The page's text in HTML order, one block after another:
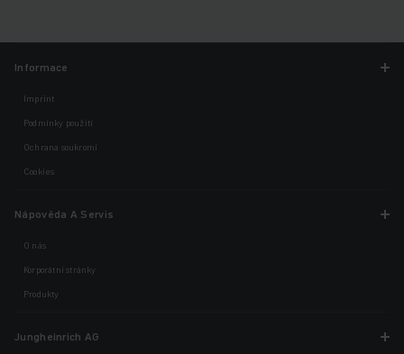
Informace
Imprint
Podmínky použití
Ochrana soukromí
Cookies
Nápověda A Servis
O nás
Korporátní stránky
Produkty
Jungheinrich AG